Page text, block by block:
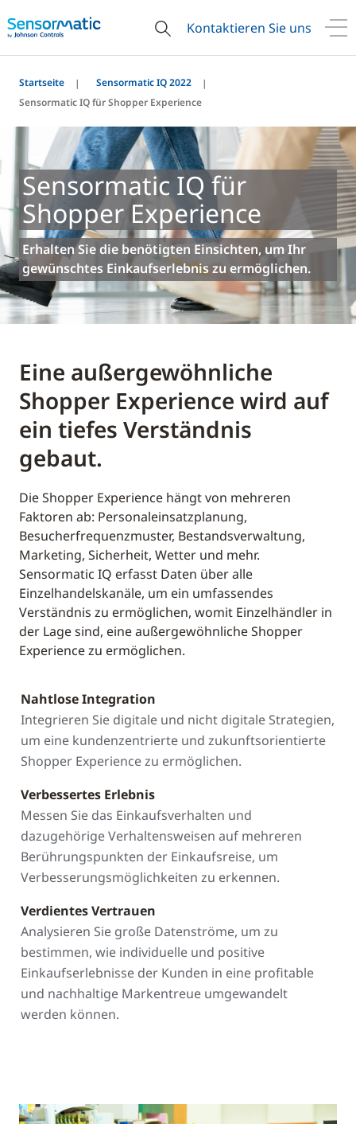
Kontaktieren Sie uns
Startseite
Sensormatic IQ 2022
Sensormatic IQ für Shopper Experience
Sensormatic IQ für
Shopper Experience
Erhalten Sie die benötigten Einsichten, um Ihr
gewünschtes Einkaufserlebnis zu ermöglichen.
Eine außergewöhnliche
Shopper Experience wird auf
ein tiefes Verständnis
gebaut.
Die Shopper Experience hängt von mehreren
Faktoren ab: Personaleinsatzplanung,
Besucherfrequenzmuster, Bestandsverwaltung,
Marketing, Sicherheit, Wetter und mehr.
Sensormatic IQ erfasst Daten über alle
Einzelhandelskanäle, um ein umfassendes
Verständnis zu ermöglichen, womit Einzelhändler in
der Lage sind, eine außergewöhnliche Shopper
Experience zu ermöglichen.
Nahtlose Integration
Integrieren Sie digitale und nicht digitale Strategien,
um eine kundenzentrierte und zukunftsorientierte
Shopper Experience zu ermöglichen.
Verbessertes Erlebnis
Messen Sie das Einkaufsverhalten und
dazugehörige Verhaltensweisen auf mehreren
Berührungspunkten der Einkaufsreise, um
Verbesserungsmöglichkeiten zu erkennen.
Verdientes Vertrauen
Analysieren Sie große Datenströme, um zu
bestimmen, wie individuelle und positive
Einkaufserlebnisse der Kunden in eine profitable
und nachhaltige Markentreue umgewandelt
werden können.